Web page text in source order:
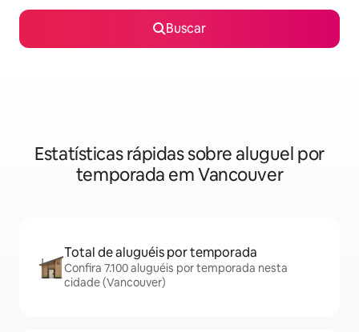
Buscar
Estatísticas rápidas sobre aluguel por
temporada em Vancouver
Total de aluguéis por temporada
Confira 7.100 aluguéis por temporada nesta
cidade (Vancouver)